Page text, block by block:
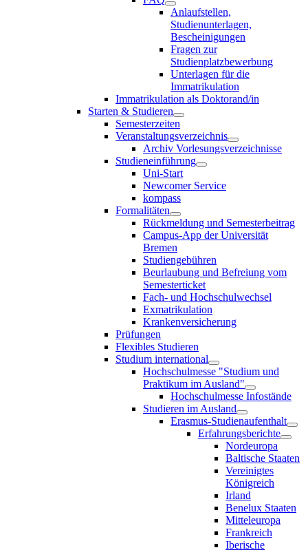
Anlaufstellen,
Studienunterlagen,
Bescheinigungen
Fragen zur
Studienplatzbewerbung
Unterlagen für die
Immatrikulation
Immatrikulation als Doktorand/in
Starten & Studieren
Semesterzeiten
Veranstaltungsverzeichnis
Archiv Vorlesungsverzeichnisse
Studieneinführung
Uni-Start
Newcomer Service
kompass
Formalitäten
Rückmeldung und Semesterbeitrag
Campus-App der Universität
Bremen
Studiengebühren
Beurlaubung und Befreiung vom
Semesterticket
Fach- und Hochschulwechsel
Exmatrikulation
Krankenversicherung
Prüfungen
Flexibles Studieren
Studium international
Hochschulmesse "Studium und
Praktikum im Ausland"
Hochschulmesse Infostände
Studieren im Ausland
Erasmus-Studienaufenthalt
Erfahrungsberichte
Nordeuropa
Baltische Staaten
Vereinigtes
Königreich
Irland
Benelux Staaten
Mitteleuropa
Frankreich
Iberische